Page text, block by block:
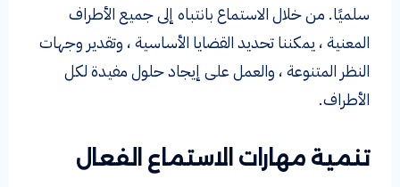
سلميًا. من خلال الاستماع بانتباه إلى جميع الأطراف
المعنية ، يمكننا تحديد القضايا الأساسية ، وتقدير وجهات
النظر المتنوعة ، والعمل على إيجاد حلول مفيدة لكل
الأطراف.
تنمية مهارات الاستماع الفعال